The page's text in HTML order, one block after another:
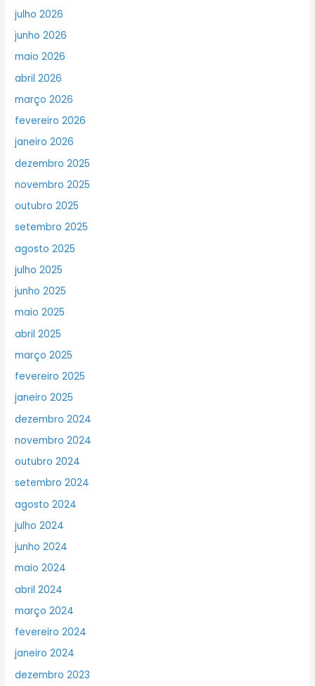
julho 2026
junho 2026
maio 2026
abril 2026
março 2026
fevereiro 2026
janeiro 2026
dezembro 2025
novembro 2025
outubro 2025
setembro 2025
agosto 2025
julho 2025
junho 2025
maio 2025
abril 2025
março 2025
fevereiro 2025
janeiro 2025
dezembro 2024
novembro 2024
outubro 2024
setembro 2024
agosto 2024
julho 2024
junho 2024
maio 2024
abril 2024
março 2024
fevereiro 2024
janeiro 2024
dezembro 2023